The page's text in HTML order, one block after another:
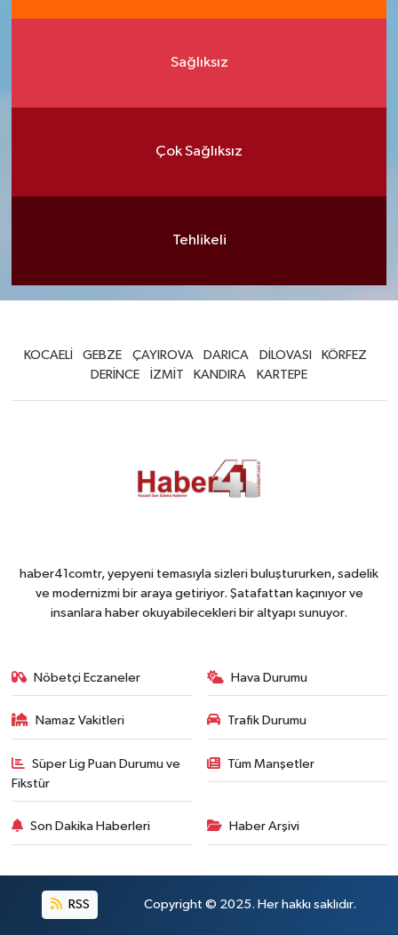
Sağlıksız
Çok Sağlıksız
Tehlikeli
KOCAELİ GEBZE ÇAYIROVA DARICA DİLOVASI
KÖRFEZ
DERİNCE
İZMİT KANDIRA KARTEPE
haber41comtr, yepyeni temasıyla sizleri buluştururken, sadelik
ve modernizmi bir araya getiriyor. Şatafattan kaçınıyor ve
insanlara haber okuyabilecekleri bir altyapı sunuyor.
Nöbetçi Eczaneler Hava Durumu
Namaz Vakitleri Trafik Durumu
Süper Lig Puan Durumu ve
Fikstür
Tüm Manşetler
Son Dakika Haberleri Haber Arşivi
RSS Copyright © 2025. Her hakkı saklıdır.